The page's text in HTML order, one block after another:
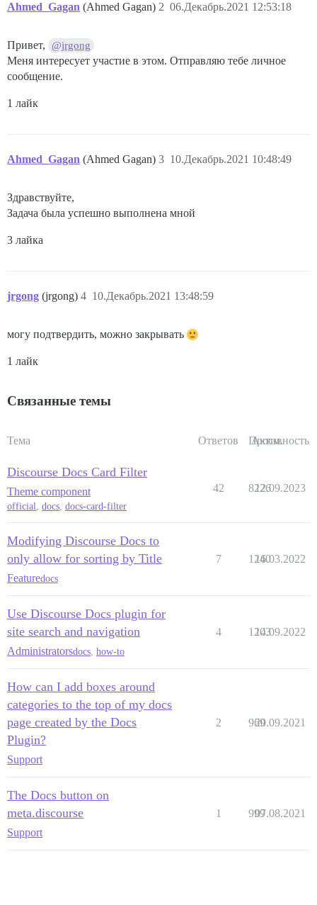
Ahmed_Gagan (Ahmed Gagan) 06.Декабрь.2021 12:53:18
2
Привет, @jrgong
Меня интересует участие в этом. Отправляю тебе личное
сообщение.
1 лайк
Ahmed_Gagan (Ahmed Gagan) 10.Декабрь.2021 10:48:49
3
Здравствуйте,
Задача была успешно выполнена мной
3 лайка
jrgong (jrgong) 10.Декабрь.2021 13:48:59
4
могу подтвердить, можно закрывать
1 лайк
Связанные темы
Тема Ответов Просм.
Активность
Discourse Docs Card Filter
Theme component
official, docs, docs-card-filter
42 8226
12.09.2023
Modifying Discourse Docs to
only allow for sorting by Title
Featuredocs
7 1240
16.03.2022
Use Discourse Docs plugin for
site search and navigation
Administratorsdocs how-to
4 1203
14.09.2022
How can I add boxes around
categories to the top of my docs
page created by the Docs
Plugin?
Support
2 969
20.09.2021
The Docs button on
meta.discourse
Support
1 999
07.08.2021